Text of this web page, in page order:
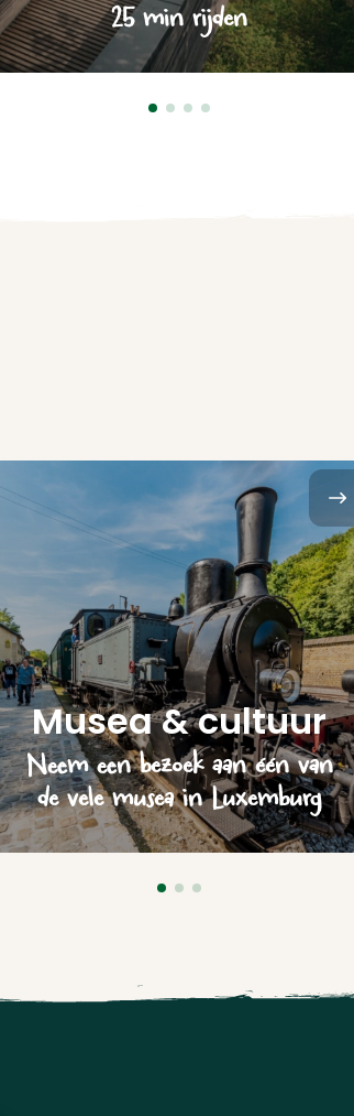
25 min rijden
Musea & cultuur
Neem een bezoek aan één van
de vele musea in Luxemburg